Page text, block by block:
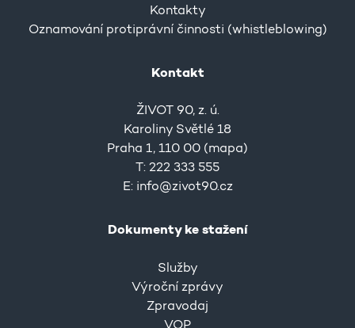
Kontakty
Oznamování protiprávní činnosti (whistleblowing)
Kontakt
ŽIVOT 90, z. ú.
Karoliny Světlé 18
Praha 1, 110 00 (mapa)
T: 222 333 555
E: info@zivot90.cz
Dokumenty ke stažení
Služby
Výroční zprávy
Zpravodaj
VOP